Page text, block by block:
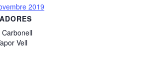
2019
Vell